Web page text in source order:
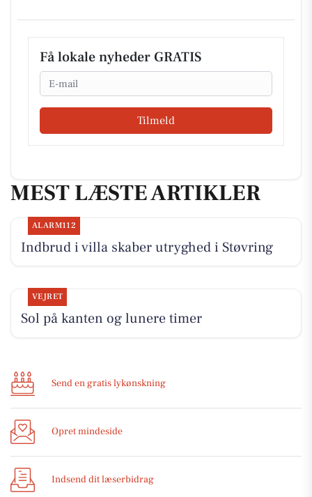
Få lokale nyheder GRATIS
Email
Tilmeld
MEST LÆSTE ARTIKLER
ALARM112
Indbrud i villa skaber utryghed i Støvring
VEJRET
Sol på kanten og lunere timer
Send en gratis lykønskning
Opret mindeside
Indsend dit læserbidrag